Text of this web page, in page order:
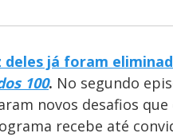
deles já foram
100. No segundo
novos desafios que
recebe até